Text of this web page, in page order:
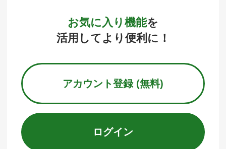
お気に入り機能を
活用してより便利に！
アカウント登録 (無料)
ログイン